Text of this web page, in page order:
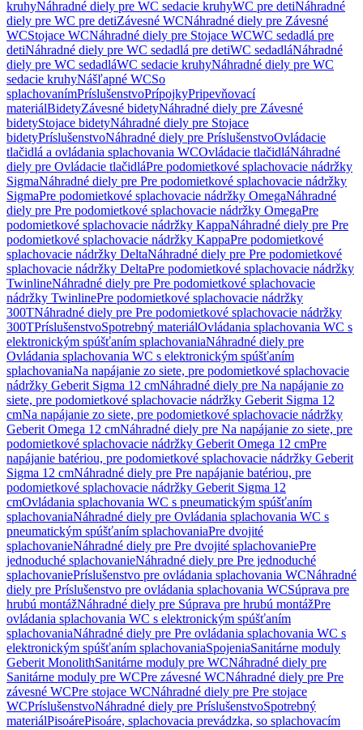
kruhyNáhradné diely pre WC sedacie kruhyWC pre detiNáhradné
diely pre WC pre detiZávesné WCNáhradné diely pre Závesné
WCStojace WCNáhradné diely pre Stojace WCWC sedadlá pre
detiNáhradné diely pre WC sedadlá pre detiWC sedadláNáhradné
diely pre WC sedadláWC sedacie kruhyNáhradné diely pre WC
sedacie kruhyNášľapné WCSo
splachovanímPríslušenstvoPrípojkyPripevňovací
materiálBidetyZávesné bidetyNáhradné diely pre Závesné
bidetyStojace bidetyNáhradné diely pre Stojace
bidetyPríslušenstvoNáhradné diely pre PríslušenstvoOvládacie
tlačidlá a ovládania splachovania WCOvládacie tlačidláNáhradné
diely pre Ovládacie tlačidláPre podomietkové splachovacie nádržky
SigmaNáhradné diely pre Pre podomietkové splachovacie nádržky
SigmaPre podomietkové splachovacie nádržky OmegaNáhradné
diely pre Pre podomietkové splachovacie nádržky OmegaPre
podomietkové splachovacie nádržky KappaNáhradné diely pre Pre
podomietkové splachovacie nádržky KappaPre podomietkové
splachovacie nádržky DeltaNáhradné diely pre Pre podomietkové
splachovacie nádržky DeltaPre podomietkové splachovacie nádržky
TwinlineNáhradné diely pre Pre podomietkové splachovacie
nádržky TwinlinePre podomietkové splachovacie nádržky
300TNáhradné diely pre Pre podomietkové splachovacie nádržky
300TPríslušenstvoSpotrebný materiálOvládania splachovania WC s
elektronickým spúšťaním splachovaniaNáhradné diely pre
Ovládania splachovania WC s elektronickým spúšťaním
splachovaniaNa napájanie zo siete, pre podomietkové splachovacie
nádržky Geberit Sigma 12 cmNáhradné diely pre Na napájanie zo
siete, pre podomietkové splachovacie nádržky Geberit Sigma 12
cmNa napájanie zo siete, pre podomietkové splachovacie nádržky
Geberit Omega 12 cmNáhradné diely pre Na napájanie zo siete, pre
podomietkové splachovacie nádržky Geberit Omega 12 cmPre
napájanie batériou, pre podomietkové splachovacie nádržky Geberit
Sigma 12 cmNáhradné diely pre Pre napájanie batériou, pre
podomietkové splachovacie nádržky Geberit Sigma 12
cmOvládania splachovania WC s pneumatickým spúšťaním
splachovaniaNáhradné diely pre Ovládania splachovania WC s
pneumatickým spúšťaním splachovaniaPre dvojité
splachovanieNáhradné diely pre Pre dvojité splachovaniePre
jednoduché splachovanieNáhradné diely pre Pre jednoduché
splachovaniePríslušenstvo pre ovládania splachovania WCNáhradné
diely pre Príslušenstvo pre ovládania splachovania WCSúprava pre
hrubú montážNáhradné diely pre Súprava pre hrubú montážPre
ovládania splachovania WC s elektronickým spúšťaním
splachovaniaNáhradné diely pre Pre ovládania splachovania WC s
elektronickým spúšťaním splachovaniaSpojeniaSanitárne moduly
Geberit MonolithSanitárne moduly pre WCNáhradné diely pre
Sanitárne moduly pre WCPre závesné WCNáhradné diely pre Pre
závesné WCPre stojace WCNáhradné diely pre Pre stojace
WCPríslušenstvoNáhradné diely pre PríslušenstvoSpotrebný
materiálPisoárePisoáre, splachovacia prevádzka, so splachovacím